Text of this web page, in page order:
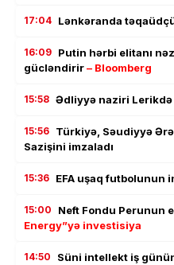
17:04 Lənkəranda
16:09 Putin hərbi elitanı
gücləndirir– Bloomberg
15:58 Ədliyyə naziri Lerikdə
15:56 Türkiyə, Səudiyyə
Sazişini imzaladı
15:36 EFA uşaq futbolunun
15:00 Neft Fondu Perunun
Energy”yə investisiya
14:50 Süni intellekt iş